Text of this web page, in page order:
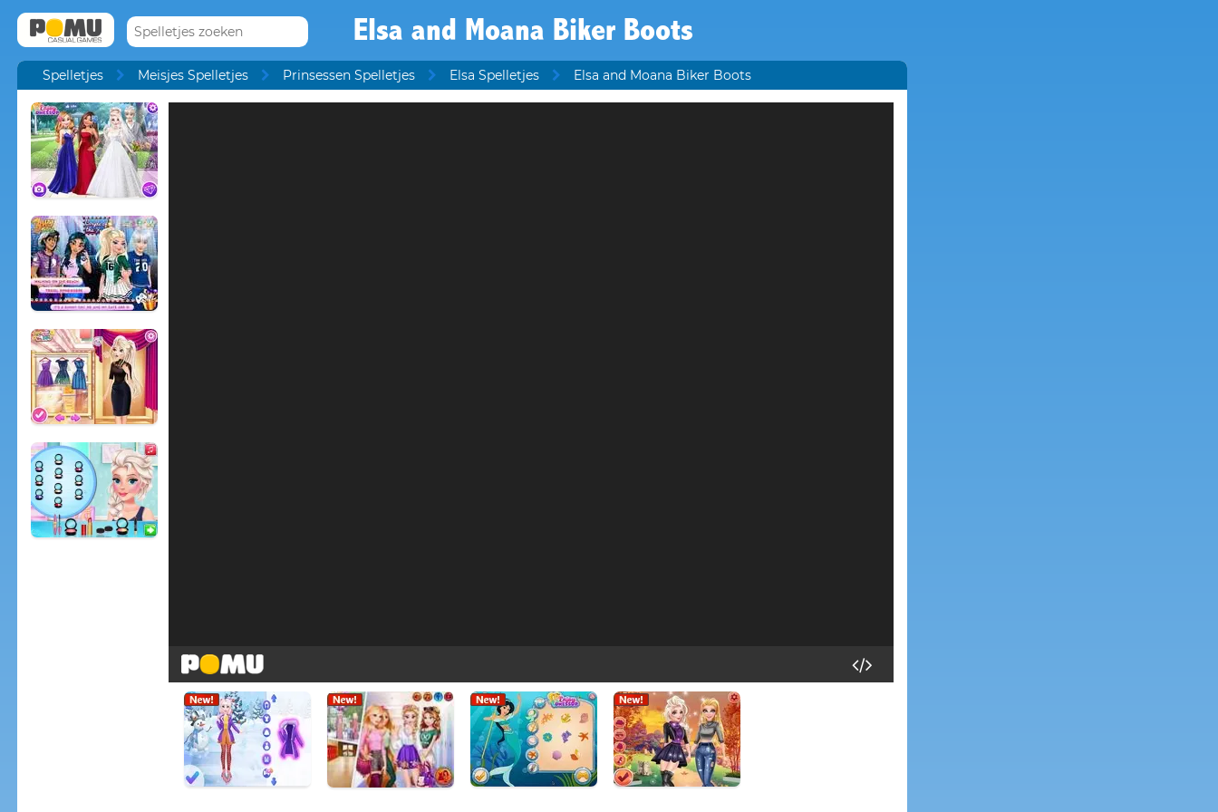
Elsa and Moana Biker Boots
Spelletjes Meisjes Spelletjes Prinsessen Spelletjes Elsa Spelletjes Elsa and Moana Biker Boots